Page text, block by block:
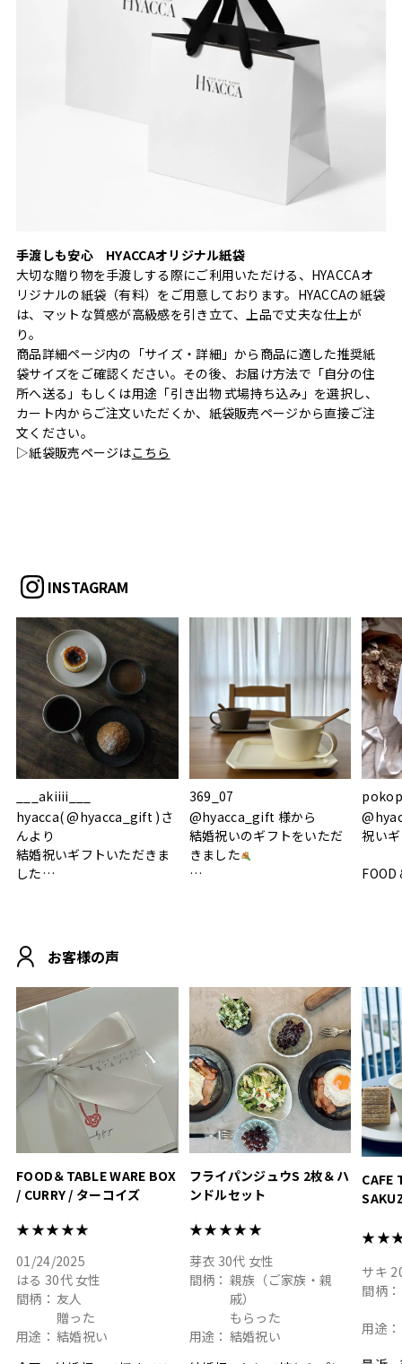
手渡しも安心 HYACCAオリジナル紙袋
大切な贈り物を手渡しする際にご利用いただける、HYACCAオ
リジナルの紙袋（有料）をご用意しております。HYACCAの紙袋
は、マットな質感が高級感を引き立て、上品で丈夫な仕上が
り。
商品詳細ページ内の「サイズ・詳細」から商品に適した推奨紙
袋サイズをご確認ください。その後、お届け方法で「自分の住
所へ送る」もしくは用途「引き出物 式場持ち込み」を選択し、
カート内からご注文いただくか、紙袋販売ページから直接ご注
文ください。
▷紙袋販売ページはこちら
INSTAGRAM
___akiiii___
hyacca( @hyacca_gift )さ
んより
結婚祝いギフトいただきま
した
おうちカフェもお洒落にな
って嬉しい𖠚 ⡱
.
#hyacca #結婚祝い
369_07
@hyacca_gift 様から
結婚祝いのギフトをいただ
きました
素敵なギフトを
ありがとうございました
#hyacca #結婚祝い
#お祝い #プレゼント
祝い
FOOD
真っ
いい
#結婚
淡色
結婚
色イ
お客様の声
FOOD＆TABLE WARE BOX
/ CURRY / ターコイズ
★★★★★
01/24/2025
はる 30代 女性
間柄： 友人
贈った
用途： 結婚祝い
フライパンジュウS 2枚＆ハ
ンドルセット
★★★★★
芽衣 30代 女性
間柄： 親族（ご家族・親
戚）
もらった
用途： 結婚祝い
CAFE
サキ
間柄：
用途：